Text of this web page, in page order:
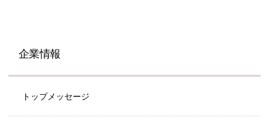
企業情報
トップメッセージ